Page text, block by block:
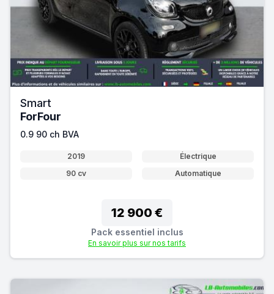
Smart
ForFour
0.9 90 ch BVA
2019
Électrique
90 cv
Automatique
12 900 €
Pack essentiel inclus
En savoir plus sur nos tarifs